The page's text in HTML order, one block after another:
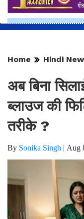
Home Hindi
अब बिना
ब्लाउज की
तरीके ?
By Sonika Singh | Aug